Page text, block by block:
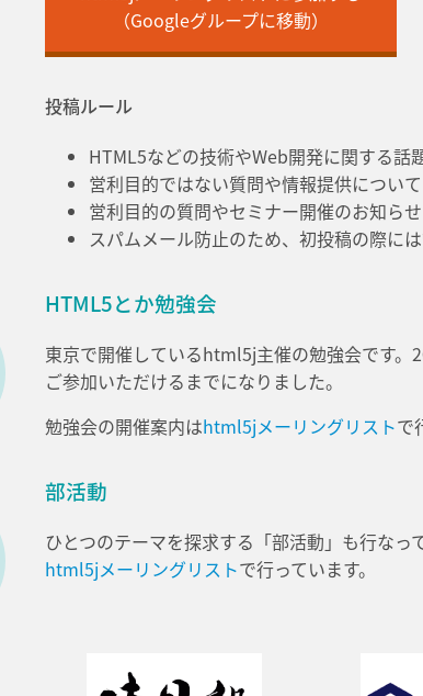
（Googleグループに移動）
投稿ルール
HTML5などの技術やWeb開発に関する話
営利目的ではない質問や情報提供につい
営利目的の質問やセミナー開催のお知ら
スパムメール防止のため、初投稿の際に
HTML5とか勉強会
東京で開催しているhtml5j主催の勉強会です
ご参加いただけるまでになりました。
勉強会の開催案内はhtml5jメーリングリストで
部活動
ひとつのテーマを探求する「部活動」も行な
html5jメーリングリストで行っています。